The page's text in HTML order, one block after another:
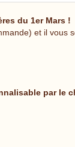
du 1er Mars !
et il vous
par le